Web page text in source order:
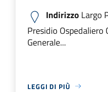
Indirizzo Largo
Presidio Ospedaliero
Generale...
LEGGI DI PIÙ